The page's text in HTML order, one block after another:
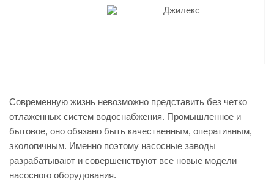
Современную жизнь невозможно представить без четко
отлаженных систем водоснабжения. Промышленное и
бытовое, оно обязано быть качественным, оперативным,
экологичным. Именно поэтому насосные заводы
разрабатывают и совершенствуют все новые модели
насосного оборудования.